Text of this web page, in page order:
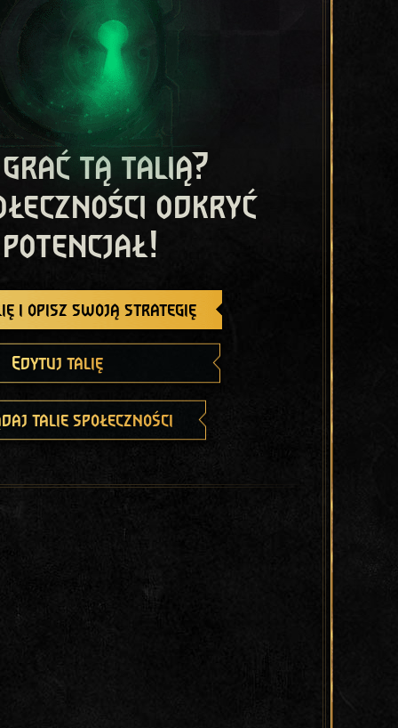
grać tą talią?
odkryć
i opisz swoją strategię
Edytuj talię
talie społeczności